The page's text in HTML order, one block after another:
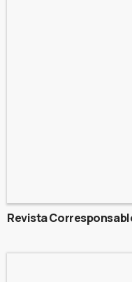
Revista